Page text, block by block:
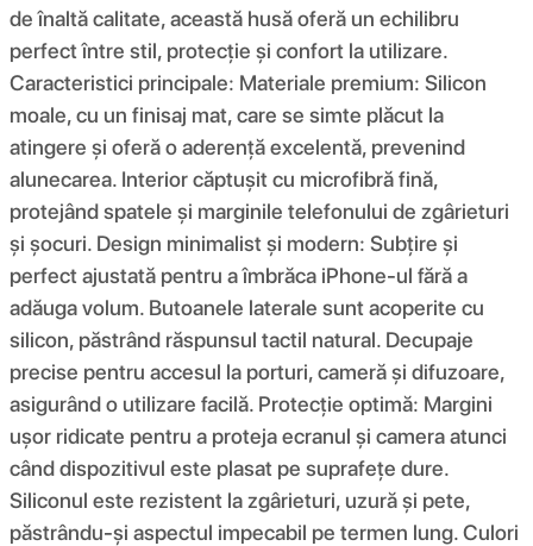
de înaltă calitate, această husă oferă un echilibru
perfect între stil, protecție și confort la utilizare.
Caracteristici principale: Materiale premium: Silicon
moale, cu un finisaj mat, care se simte plăcut la
atingere și oferă o aderență excelentă, prevenind
alunecarea. Interior căptușit cu microfibră fină,
protejând spatele și marginile telefonului de zgârieturi
și șocuri. Design minimalist și modern: Subțire și
perfect ajustată pentru a îmbrăca iPhone-ul fără a
adăuga volum. Butoanele laterale sunt acoperite cu
silicon, păstrând răspunsul tactil natural. Decupaje
precise pentru accesul la porturi, cameră și difuzoare,
asigurând o utilizare facilă. Protecție optimă: Margini
ușor ridicate pentru a proteja ecranul și camera atunci
când dispozitivul este plasat pe suprafețe dure.
Siliconul este rezistent la zgârieturi, uzură și pete,
păstrându-și aspectul impecabil pe termen lung. Culori